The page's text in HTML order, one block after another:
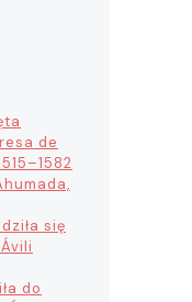
de
się
do